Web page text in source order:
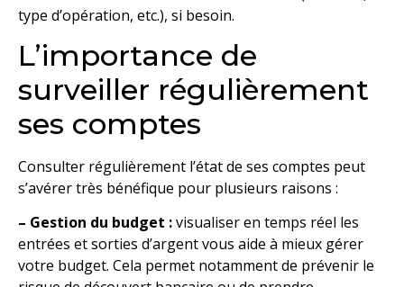
type d’opération, etc.), si besoin.
L’importance de
surveiller régulièrement
ses comptes
Consulter régulièrement l’état de ses comptes peut
s’avérer très bénéfique pour plusieurs raisons :
– Gestion du budget :visualiser en temps réel les
entrées et sorties d’argent vous aide à mieux gérer
votre budget. Cela permet notamment de prévenir le